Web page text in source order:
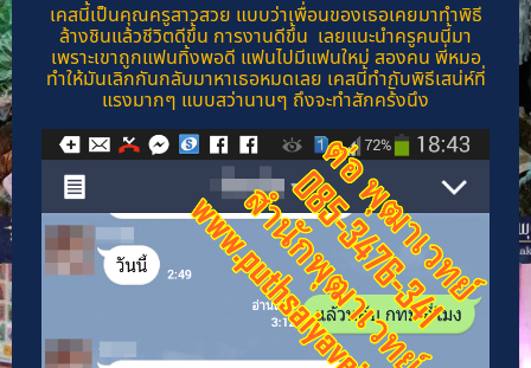
เคสนี้เป็นคุณครูสาวสวย แบบว่าเพื่อนของเธอเคยมาทำพิธี
ล้างชินแล้วชีวิตดีขึ้น การงานดีขึ้น เลยแนะนำครูคนนี้มา
เพราะเขาถูกแฟนทิ้งพอดี แฟนไปมีแฟนใหม่ สองคน พี่หมอ
ทำให้มันเลิกกันกลับมาหาเธอหมดเลย เคสนี้ทำกับพิธีเสน่ห์ที่
แรงมากๆ แบบสว่านานๆ ถึงจะทำสักคร้ังนึง